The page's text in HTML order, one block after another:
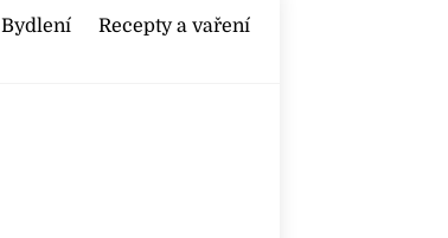
Bydlení Recepty a vaření